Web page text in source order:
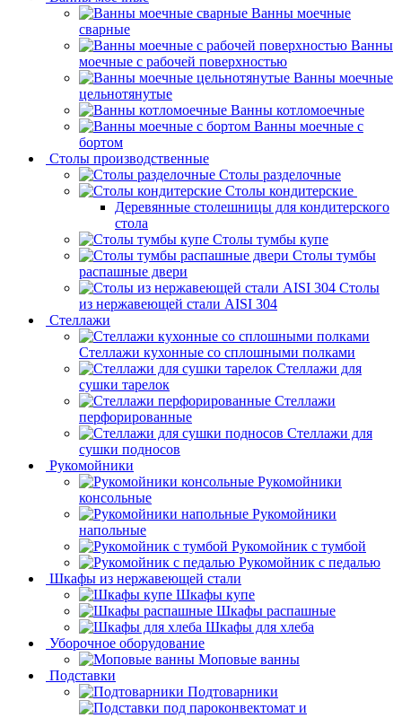
Ванны моечные
сварные
Ванны
моечные с рабочей поверхностью
Ванны моечные
цельнотянутые
Ванны котломоечные
Ванны моечные с
бортом
Столы производственные
Столы разделочные
Столы кондитерские
Деревянные столешницы для кондитерского
стола
Столы тумбы купе
Столы тумбы
распашные двери
Столы
из нержавеющей стали AISI 304
Стеллажи
Стеллажи кухонные со сплошными полками
Стеллажи для
сушки тарелок
Стеллажи
перфорированные
Стеллажи для
сушки подносов
Рукомойники
Рукомойники
консольные
Рукомойники
напольные
Рукомойник с тумбой
Рукомойник с педалью
Шкафы из нержавеющей стали
Шкафы купе
Шкафы распашные
Шкафы для хлеба
Уборочное оборудование
Моповые ванны
Подставки
Подтоварники